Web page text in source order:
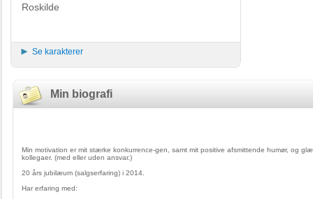
Roskilde
Se karakterer
Min biografi
Min motivation er mit stærke konkurrence-gen, samt mit positive afsmittende humør, og
kollegaer. (med eller uden ansvar.)
20 års jubilæum (salgserfaring) i 2014.
Har erfaring med: